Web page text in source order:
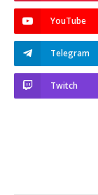
YouTube
Telegram
Twitch